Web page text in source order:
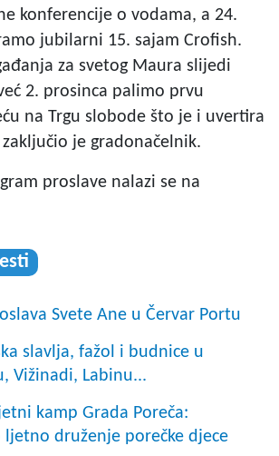
konferencije o vodama, a 24.
jubilarni 15. sajam Crofish.
za svetog Maura slijedi
2. prosinca palimo prvu
na Trgu slobode što je i uvertira
je gradonačelnik.
proslave nalazi se na
Svete Ane u Červar Portu
slavlja, fažol i budnice u
Vižinadi, Labinu...
kamp Grada Poreča:
ljetno druženje porečke djece